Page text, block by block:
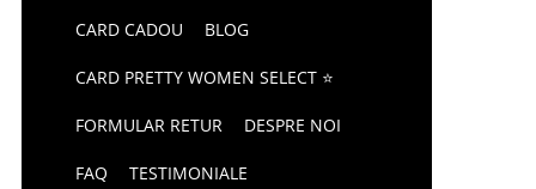
CARD CADOU BLOG
CARD PRETTY WOMEN SELECT ⭐
FORMULAR RETUR DESPRE NOI
FAQ TESTIMONIALE